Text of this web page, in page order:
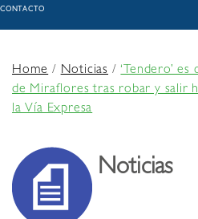
CONTACTO
Home/Noticias /‘Tendero’
de Miraflores tras robar y salir
la Vía Expresa
Noticias